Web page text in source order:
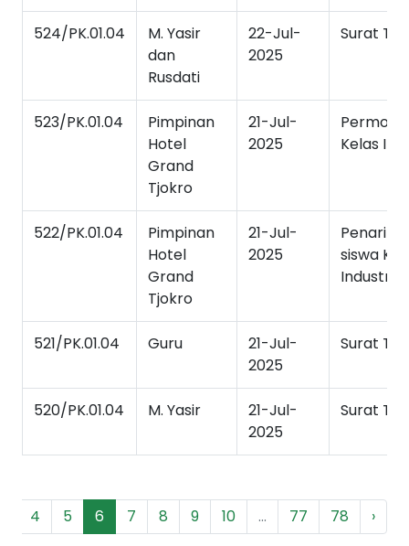
524/PK.01.04
M. Yasir
dan
Rusdati
22-Jul-
2025
Surat
523/PK.01.04
Pimpinan
Hotel
Grand
Tjokro
21-Jul-
2025
Kelas
522/PK.01.04
Pimpinan
Hotel
Grand
Tjokro
21-Jul-
2025
siswa
Industri
521/PK.01.04 Guru
21-Jul-
2025
Surat
520/PK.01.04 M. Yasir
21-Jul-
2025
Surat
4 5 6 7 8 9 10 ... 77 78 ›